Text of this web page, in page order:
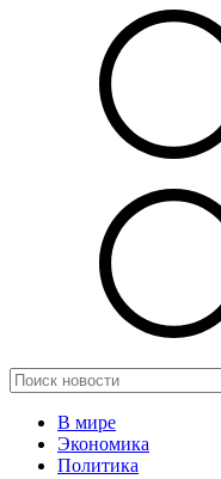
В мире
Экономика
Политика